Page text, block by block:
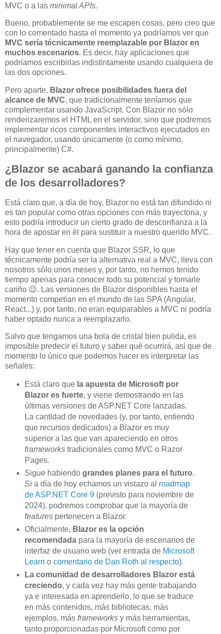
MVC o a las minimal APIs.
Bueno, probablemente se me escapen cosas, pero creo que
con lo comentado hasta el momento ya podríamos ver que
MVC sería técnicamente reemplazable por Blazor en
muchos escenarios. Es decir, hay aplicaciones que
podríamos escribirlas indistintamente usando cualquiera de
las dos opciones.
Pero aparte, Blazor ofrece posibilidades fuera del
alcance de MVC, que tradicionalmente teníamos que
complementar usando JavaScript. Con Blazor no sólo
renderizaremos el HTML en el servidor, sino que podremos
implementar ricos componentes interactivos ejecutados en
el navegador, usando únicamente (o como mínimo,
principalmente) C#.
¿Blazor se acabará ganando la confianza
de los desarrolladores?
Está claro que, a día de hoy, Blazor no está tan difundido ni
es tan popular como otras opciones con más trayectoria, y
esto podría introducir un cierto grado de desconfianza a la
hora de apostar en él para sustituir a nuestro querido MVC.
Hay que tener en cuenta que Blazor SSR, lo que
técnicamente podría ser la alternativa real a MVC, lleva con
nosotros sólo unos meses y, por tanto, no hemos tenido
tiempo apenas para conocer todo su potencial y tomarle
cariño 😉. Las versiones de Blazor disponibles hasta el
momento competían en el mundo de las SPA (Angular,
React...) y, por tanto, no eran equiparables a MVC ni podría
haber optado nunca a reemplazarlo.
Salvo que tengamos una bola de cristal bien pulida, es
imposible predecir el futuro y saber qué ocurrirá, así que de
momento lo único que podemos hacer es interpretar las
señales:
Está claro que la apuesta de Microsoft por
Blazor es fuerte, y viene demostrando en las
últimas versiones de ASP.NET Core lanzadas.
La cantidad de novedades (y, por tanto, entiendo
que recursos dedicados) a Blazor es muy
superior a las que van apareciendo en otros
frameworkstradicionales como MVC o Razor
Pages.
Sigue habiendo grandes planes para el futuro.
Si a día de hoy echamos un vistazo al roadmap
de ASP.NET Core 9(previsto para noviembre de
2024), podremos comprobar que la mayoría de
featurespertenecen a Blazor.
Oficialmente, Blazor es la opción
recomendada para la mayoría de escenarios de
interfaz de usuario web (ver entrada de Microsoft
Learn o comentario de Dan Roth al respecto).
La comunidad de desarrolladores Blazor está
creciendo, y cada vez hay más gente trabajando
ya e interesada en aprenderlo, lo que se traduce
en más contenidos, más bibliotecas, más
ejemplos, más frameworksy más herramientas,
tanto proporcionadas por Microsoft como por